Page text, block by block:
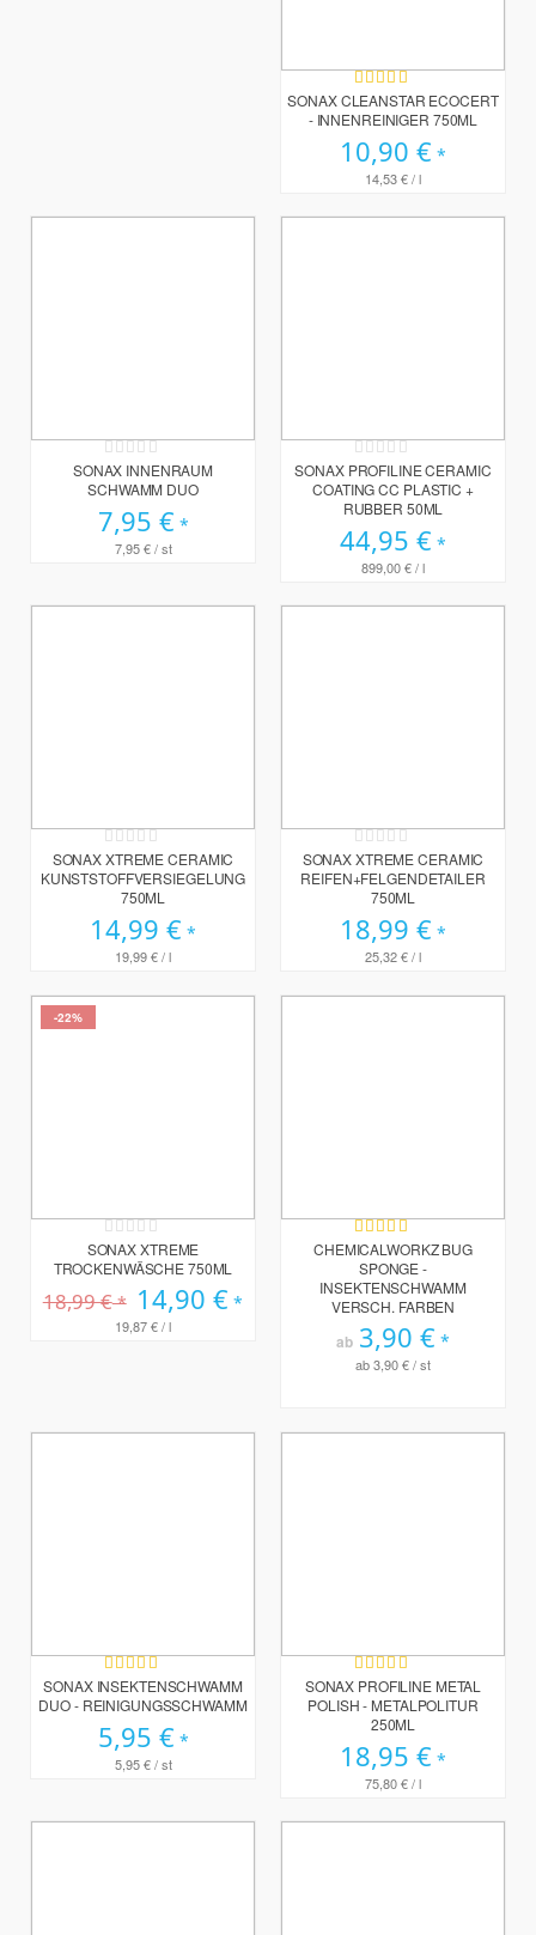
Bewertung:
100%
SONAX CLEANSTAR ECOCERT
- INNENREINIGER 750ML
10,90 €
14,53 €/ l
Rating:
0%
SONAX INNENRAUM
SCHWAMM DUO
7,95 €
7,95 €/ st
Rating:
0%
SONAX PROFILINE CERAMIC
COATING CC PLASTIC +
RUBBER 50ML
44,95 €
899,00 €/ l
Rating:
0%
SONAX XTREME CERAMIC
KUNSTSTOFFVERSIEGELUNG
750ML
14,99 €
19,99 €/ l
Rating:
0%
SONAX XTREME CERAMIC
REIFEN+FELGENDETAILER
750ML
18,99 €
25,32 €/ l
-22%
Rating:
0%
SONAX XTREME
TROCKENWÄSCHE 750ML
18,99 € Sonderpreis
14,90 €
19,87 €/ l
Bewertung:
100%
CHEMICALWORKZ BUG
SPONGE -
INSEKTENSCHWAMM
VERSCH. FARBEN
ab 3,90 €
ab3,90 €/ st
Bewertung:
100%
SONAX INSEKTENSCHWAMM
DUO - REINIGUNGSSCHWAMM
5,95 €
5,95 €/ st
Bewertung:
100%
SONAX PROFILINE METAL
POLISH - METALPOLITUR
250ML
18,95 €
75,80 €/ l